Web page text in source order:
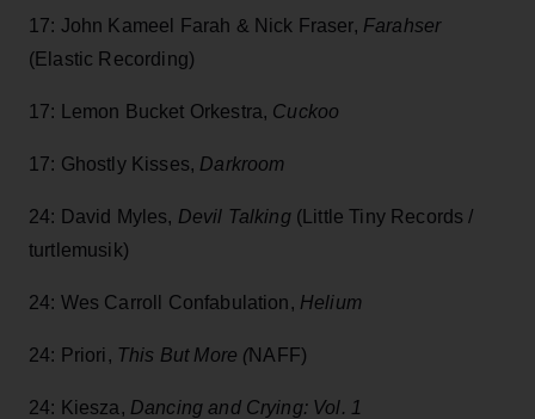
17: John Kameel Farah & Nick Fraser, Farahser
(Elastic Recording)
17: Lemon Bucket Orkestra, Cuckoo
17: Ghostly Kisses, Darkroom
24: David Myles, Devil Talking (Little Tiny Records /
turtlemusik)
24: Wes Carroll Confabulation, Helium
24: Priori, This But More (NAFF)
24: Kiesza, Dancing and Crying: Vol. 1